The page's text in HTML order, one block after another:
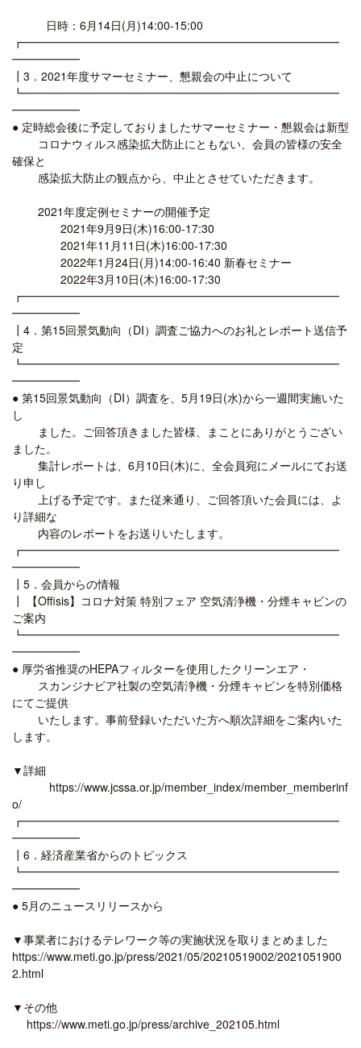
日時：6月14日(月)14:00-15:00
┏━━━━━━━━━━━━━━━━━━━━━━━━━━━━
━━━━━━
┃3．2021年度サマーセミナー、懇親会の中止について
┗━━━━━━━━━━━━━━━━━━━━━━━━━━━━
━━━━━━
● 定時総会後に予定しておりましたサマーセミナー・懇親会は新型
コロナウィルス感染拡大防止にともない、会員の皆様の安全
確保と
感染拡大防止の観点から、中止とさせていただきます。
2021年度定例セミナーの開催予定
2021年9月9日(木)16:00-17:30
2021年11月11日(木)16:00-17:30
2022年1月24日(月)14:00-16:40 新春セミナー
2022年3月10日(木)16:00-17:30
┏━━━━━━━━━━━━━━━━━━━━━━━━━━━━
━━━━━━
┃4．第15回景気動向（DI）調査ご協力へのお礼とレポート送信予
定
┗━━━━━━━━━━━━━━━━━━━━━━━━━━━━
━━━━━━
● 第15回景気動向（DI）調査を、5月19日(水)から一週間実施いた
し
ました。ご回答頂きました皆様、まことにありがとうござい
ました。
集計レポートは、6月10日(木)に、全会員宛にメールにてお送
り申し
上げる予定です。また従来通り、ご回答頂いた会員には、よ
り詳細な
内容のレポートをお送りいたします。
┏━━━━━━━━━━━━━━━━━━━━━━━━━━━━
━━━━━━
┃5．会員からの情報
┃ 【Offisis】コロナ対策 特別フェア 空気清浄機・分煙キャビンの
ご案内
┗━━━━━━━━━━━━━━━━━━━━━━━━━━━━
━━━━━━
● 厚労省推奨のHEPAフィルターを使用したクリーンエア・
スカンジナビア社製の空気清浄機・分煙キャビンを特別価格
にてご提供
いたします。事前登録いただいた方へ順次詳細をご案内いた
します。
▼詳細
https://www.jcssa.or.jp/member_index/member_memberinf
o/
┏━━━━━━━━━━━━━━━━━━━━━━━━━━━━
━━━━━━
┃6．経済産業省からのトピックス
┗━━━━━━━━━━━━━━━━━━━━━━━━━━━━
━━━━━━
● 5月のニュースリリースから
▼事業者におけるテレワーク等の実施状況を取りまとめました
https://www.meti.go.jp/press/2021/05/20210519002/2021051900
2.html
▼その他
https://www.meti.go.jp/press/archive_202105.html